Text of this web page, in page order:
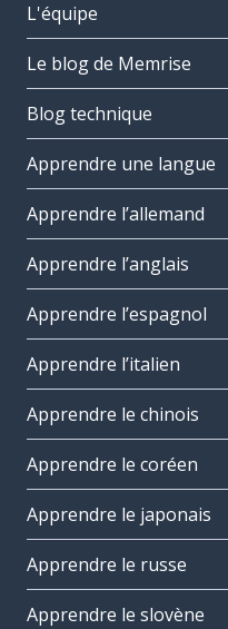
L'équipe
Le blog de Memrise
Blog technique
Apprendre une langue
Apprendre l’allemand
Apprendre l’anglais
Apprendre l’espagnol
Apprendre l’italien
Apprendre le chinois
Apprendre le coréen
Apprendre le japonais
Apprendre le russe
Apprendre le slovène